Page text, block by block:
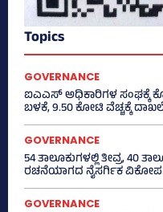
Topics
GOVERNANCE
ಐಎಎಸ್‌ ಅಧಿಕಾರಿಗಳ
ಬಳಕೆ, 9.50 ಕೋಟಿ ವೆಚ್ಚಕ್ಕೆ
GOVERNANCE
54 ತಾಲೂಕುಗಳಲ್ಲಿ ತೀವ್ರ, 40
ರಚನೆಯಾಗದ ನೈಸರ್ಗಿಕ
GOVERNANCE